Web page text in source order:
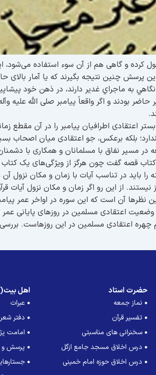
کرده و گاهی هم از آن سوء استفاده
پرسش چنين نتيجه بگيرند که یا آمار بالای
به ماجراي غدير دارند، در ذهن خود
حاضر بودند و اگر واقعاً پیامبر صلی الله
اعتقادی اطرافیان پيامبر را در آن مقطع
بلكه برعكس، جو اعتقادی میان اصحاب
در مسیر نفاق با مسلمانان و همکاری با
کتاب قصه گفت چون هرگز از ویژگی‌های یک
باید در تناسب آیات با زمان و مکان نزول
از این رو اگر زمان و مکان نزول آیات
نظرها آن است که این سوره در اواخر عمر
اعتقادی مسلمین در روزهای پایانی عمر
اعتقادی مسلمین در این روزهاست.
حضرت استاد
نماز جمعه
تفسیر قرآن
سخنرانی های مناسبتی
درس اخلاق مسجد جامع ازگل
درس اخلاق حوزه امام خمینی
اهل
عبرات
دفتر شعر
امامت
پرسش و